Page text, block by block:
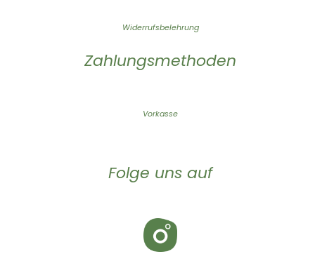
Widerrufsbelehrung
Zahlungsmethoden
Vorkasse
Folge uns auf